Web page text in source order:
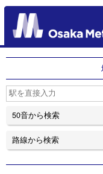
もどる
50音から検索
路線から検索